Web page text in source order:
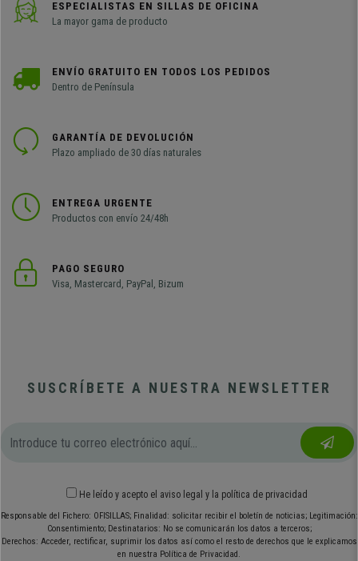
ESPECIALISTAS EN SILLAS DE OFICINA
La mayor gama de producto
ENVÍO GRATUITO EN TODOS LOS PEDIDOS
Dentro de Península
GARANTÍA DE DEVOLUCIÓN
Plazo ampliado de 30 días naturales
ENTREGA URGENTE
Productos con envío 24/48h
PAGO SEGURO
Visa, Mastercard, PayPal, Bizum
SUSCRÍBETE A NUESTRA NEWSLETTER
He leído y acepto el aviso legal y la política de privacidad
Responsable del Fichero: OFISILLAS; Finalidad: solicitar recibir el boletín de noticias; Legitimación:
Consentimiento; Destinatarios: No se comunicarán los datos a terceros;
Derechos: Acceder, rectificar, suprimir los datos así como el resto de derechos que le explicamos
en nuestra Política de Privacidad.